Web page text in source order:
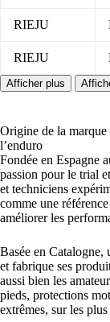
RIEJU
RIEJU
Origine de la marque
l’enduro
Fondée en Espagne
passion pour le trial
et techniciens
comme une
améliorer les
Basée en
et fabrique ses
aussi bien les
pieds, protections
extrêmes, sur les